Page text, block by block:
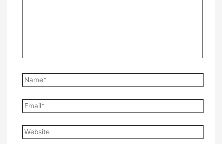
Name*
Email*
Website